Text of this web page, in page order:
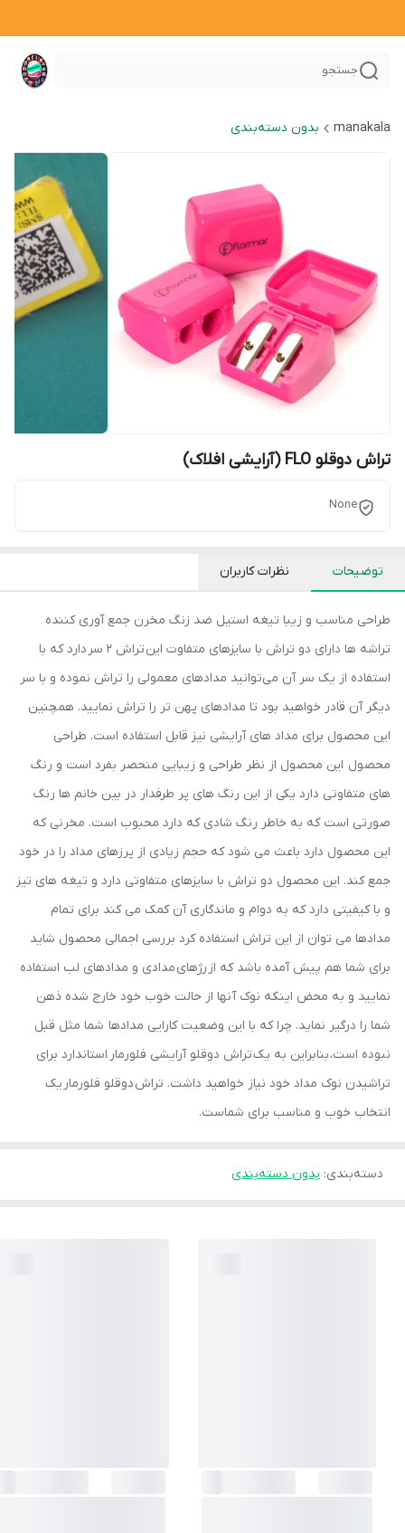
جستجو
manakala بدون دسته‌بندی
تراش دوقلو FLO (آرایشی افلاک)
None
توضیحات نظرات کاربران
طراحی مناسب و زیبا تیغه استیل ضد زنگ مخرن جمع آوری کننده
تراشه ها دارای دو تراش با سایزهای متفاوت این تراش 2 سر دارد که با
استفاده از یک سر آن می‌توانید مدادهای معمولی را تراش نموده و با سر
دیگر آن قادر خواهید بود تا مدادهای پهن تر را تراش نمایید. همچنین
این محصول برای مداد های آرایشی نیز قابل استفاده است. طراحی
محصول این محصول از نظر طراحی و زیبایی منحصر بفرد است و رنگ
های متفاوتی دارد یکی از این رنگ های پر طرفدار در بین خانم ها رنگ
صورتی است که به خاطر رنگ شادی که دارد محبوب است. مخرنی که
این محصول دارد باعث می شود که حجم زیادی از پرزهای مداد را در خود
جمع کند. این محصول دو تراش با سایزهای متفاوتی دارد و تیغه های تیز
و با کیفیتی دارد که به دوام و ماندگاری آن کمک می کند برای تمام
مدادها می توان از این تراش استفاده کرد بررسی اجمالی محصول شاید
برای شما هم پیش آمده باشد که از رژهای مدادی و مدادهای لب استفاده
نمایید و به محض اینکه نوک آنها از حالت خوب خود خارج شده ذهن
شما را درگیر نماید. چرا که با این وضعیت کارایی مدادها شما مثل قبل
نبوده است، بنابراین به یک تراش دوقلو آرایشی فلورمار استاندارد برای
تراشیدن نوک مداد خود نیاز خواهید داشت. تراش دوقلو فلورمار یک
انتخاب خوب و مناسب برای شماست.
دسته‌بندی: بدون دسته‌بندی